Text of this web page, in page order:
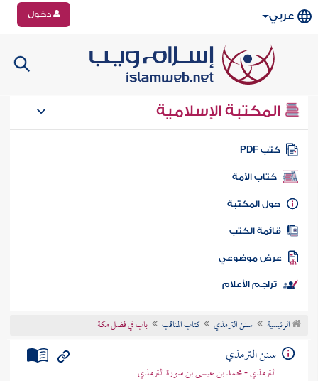
عربي دخول
المكتبة الإسلامية
كتب PDF
كتاب الأمة
المكتبة
الكتب
موضوعي
تراجم الأعلام
الرئيسية سنن الترمذي كتاب المناقب باب في فضل مكة
سنن الترمذي
الترمذي - محمد بن عيسى بن سورة الترمذي